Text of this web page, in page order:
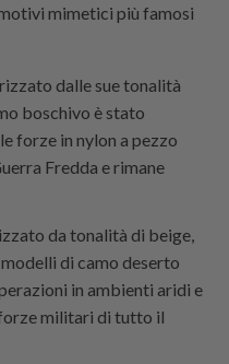
mimetici più famosi
dalle sue tonalità
boschivo è stato
forze in nylon a pezzo
Fredda e rimane
da tonalità di beige,
di camo deserto
in ambienti aridi e
militari di tutto il